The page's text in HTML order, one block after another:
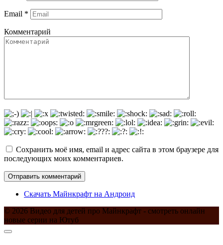
Email *
Комментарий
Сохранить моё имя, email и адрес сайта в этом браузере для
последующих моих комментариев.
Скачать Майнкрафт на Андроид
© 2026 Видео для детей про Майнкрафт - смотреть онлайн
новые серии на Ютуб